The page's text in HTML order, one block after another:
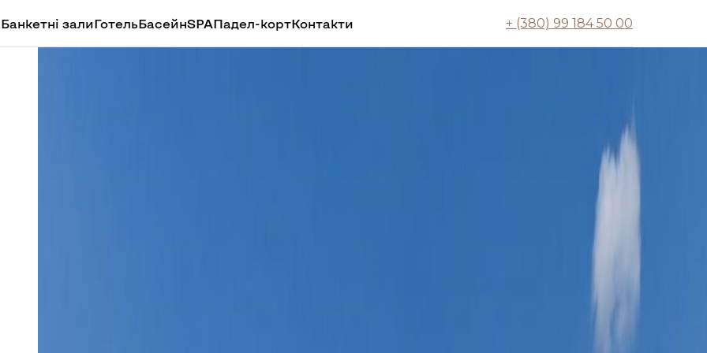
Банкетні залиГотельБасейнSPAПадел-кортКонтакти + (380) 99 184 50 00